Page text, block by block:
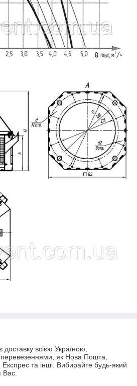
всією Україною,
як Нова Пошта,
Експрес та інші. Вибирайте будь-який
Вас.